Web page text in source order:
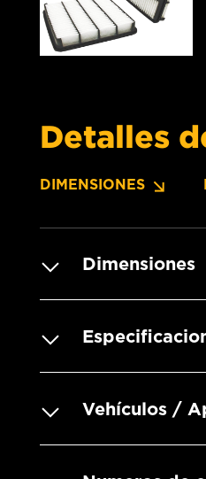
Detalles
DIMENSIONES
Dimensiones
Vehículos /